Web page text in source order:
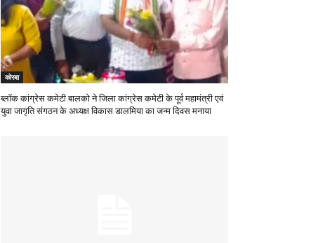
कोरबा
ब्लॉक कांग्रेस कमेटी बालको ने जिला कांग्रेस कमेटी के पूर्व महामंत्री एवं
युवा जागृति संगठन के अध्यक्ष विकास डालमिया का जन्म दिवस मनाया